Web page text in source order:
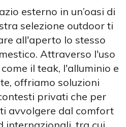
esterno in un’oasi di
selezione outdoor ti
all'aperto lo stesso
Attraverso l'uso
il teak, l'alluminio e
offriamo soluzioni
privati che per
avvolgere dal comfort